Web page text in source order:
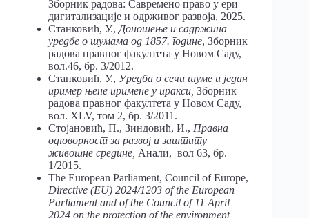
Зборник радова: Савремено право у ери
дигитализације и одрживог развоја, 2025.
Станковић, У., Доношење и садржина
уредбе о шумама од 1857. године, Зборник
радова правног факултета у Новом Саду,
вол.46, бр. 3/2012.
Станковић, У., Уредба о сечи шуме и један
пример њене примене у пракси, Зборник
радова правног факултета у Новом Саду,
вол. XLV, том 2, бр. 3/2011.
Стојановић, П., Зиндовић, И., Правна
одговорност за развој и заштиту
животне средине, Анали, вол 63, бр.
1/2015.
The European Parliament, Council of Europe,
Directive (EU) 2024/1203 of the European
Parliament and of the Council of 11 April
2024 on the protection of the environment